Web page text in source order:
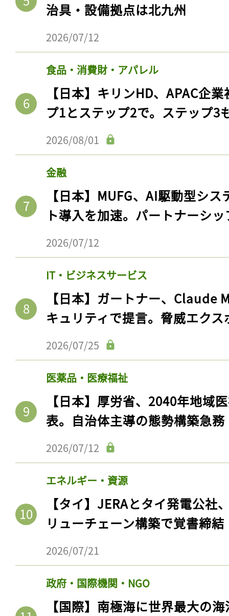
治具・設備拠点は北九州
2026/07/12
食品・消費財・アパレル
【日本】キリンHD、APAC企
プ1とステップ2で。ステップ3
2026/08/01
金融
【日本】MUFG、AI駆動型シ
ト導入を加速。パートナーシ
2026/07/12
IT・ビジネスサービス
【日本】ガートナー、Claude
キュリティで提言。脅威エク
2026/07/25
医薬品・医療福祉
【日本】厚労省、2040年地域
表。自治体主導の態勢構築急務
2026/07/12
エネルギー・資源
【タイ】JERAとタイ発電公社
リューチェーン構築で覚書締結
2026/07/21
政府・国際機関・NGO
【国際】南極海に世界最大の
ログインが必
ログイン
会員登録